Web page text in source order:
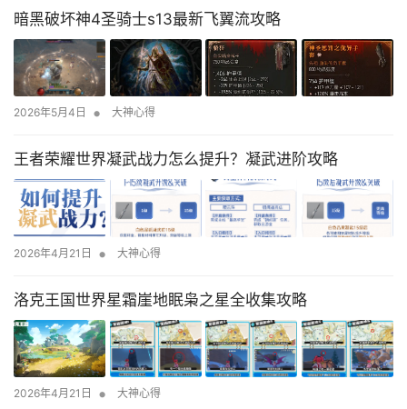
暗黑破坏神4圣骑士s13最新飞翼流攻略
2026年5月4日 • 大神心得
王者荣耀世界凝武战力怎么提升？凝武进阶攻略
2026年4月21日 • 大神心得
洛克王国世界星霜崖地眠枭之星全收集攻略
2026年4月21日 • 大神心得